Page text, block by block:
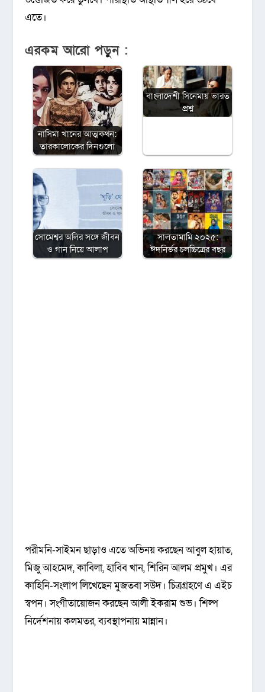
এতে।
এরকম আরো পড়ুন :
নাসিমা খানের আত্মকথন:
তারকালোকের দিনগুলো
বাংলাদেশী সিনেমায় ভারত
প্রশ্ন
সোমেশ্বর অলির সঙ্গে জীবন
ও গান নিয়ে আলাপ
সালতামামি ২০২৫:
ঈদনির্ভর চলচ্চিত্রের বছর
পরীমনি-সাইমন ছাড়াও এতে অভিনয় করছেন আবুল হায়াত,
মিজু আহমেদ, কাবিলা, হাবিব খান, শিরিন আলম প্রমুখ। এর
কাহিনি-সংলাপ লিখেছেন মুজতবা সউদ। চিত্রগ্রহণে এ এইচ
স্বপন। সংগীতায়োজন করছেন আলী ইকরাম শুভ। শিল্প
নির্দেশনায় কলমতর, ব্যবস্থাপনায় মান্নান।